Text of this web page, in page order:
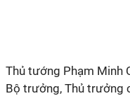
Thủ tướng Phạm Minh
Bộ trưởng, Thủ trưởng